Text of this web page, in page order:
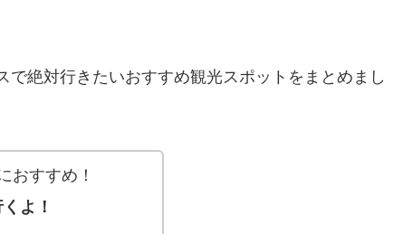
絶対行きたいおすすめ観光スポットをまとめまし
おすすめ！
よ！